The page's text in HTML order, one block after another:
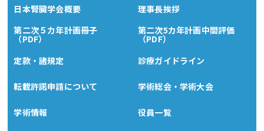
日本腎臓学会概要
理事長挨拶
第二次５カ年計画冊子
（PDF）
第二次5カ年計画中間評価
（PDF）
定款・諸規定
診療ガイドライン
転載許諾申請について 学術総会・学術大会
学術情報 役員一覧